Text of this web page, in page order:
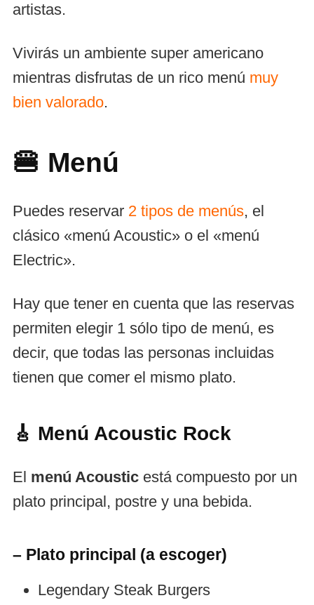
artistas.
Vivirás un ambiente super americano
mientras disfrutas de un rico menú muy
bien valorado.
🍔 Menú
Puedes reservar 2 tipos de menús, el
clásico «menú Acoustic» o el «menú
Electric».
Hay que tener en cuenta que las reservas
permiten elegir 1 sólo tipo de menú, es
decir, que todas las personas incluidas
tienen que comer el mismo plato.
🎸 Menú Acoustic Rock
El menú Acoustic está compuesto por un
plato principal, postre y una bebida.
– Plato principal (a escoger)
Legendary Steak Burgers